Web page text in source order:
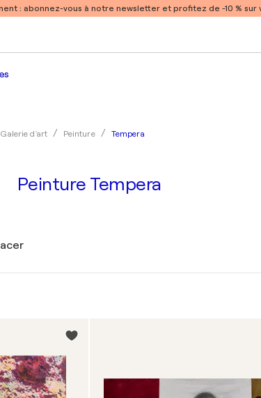
: abonnez-vous à notre newsletter et profitez de -10 %
Galerie d'art Peinture Tempera
Peinture Tempera